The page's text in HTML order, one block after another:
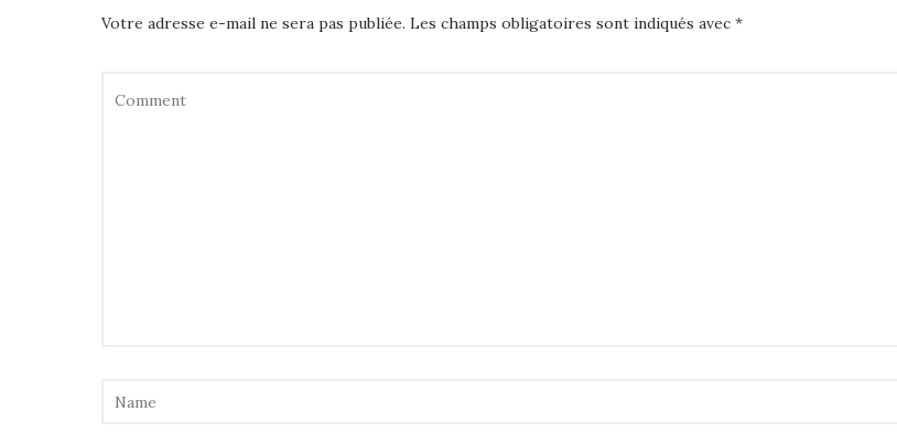
Votre adresse e-mail ne sera pas publiée. Les champs obligatoires sont indiqués avec *